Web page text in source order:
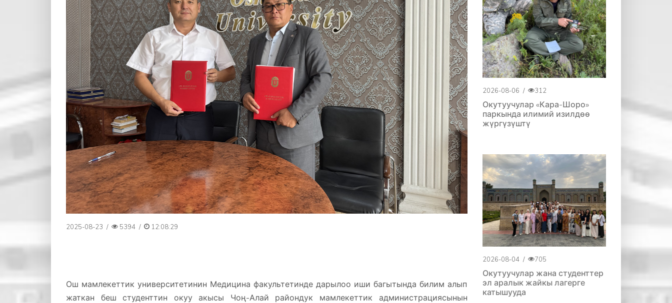
2025-08-23 / 5394 / 12:08:29
Ош мамлекеттик университетинин Медицина факультетинде дарылоо иши багытында билим алып
жаткан беш студенттин окуу акысы Чоң-Алай райондук мамлекеттик администрациясынын
2026-08-06 / 312
Окутуучулар «Кара-Шоро»
паркында илимий изилдөө
жүргүзүштү
2026-08-04 / 705
Окутуучулар жана студенттер
эл аралык жайкы лагерге
катышууда